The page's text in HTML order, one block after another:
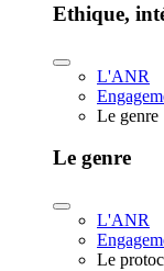
Ethique,
L'ANR
Le genre
Le genre
L'ANR
Le